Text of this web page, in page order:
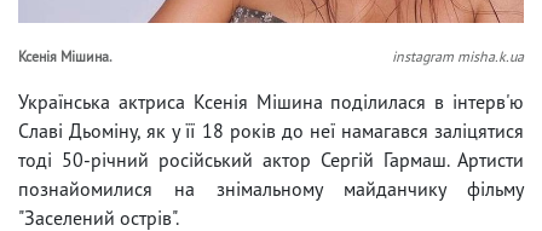
Ксенія Мішина. instagram misha.k.ua
Українська актриса Ксенія Мішина поділилася в інтерв'ю
Славі Дьоміну, як у її 18 років до неї намагався заліцятися
тоді 50-річний російський актор Сергій Гармаш. Артисти
познайомилися на знімальному майданчику фільму
"Заселений острів".